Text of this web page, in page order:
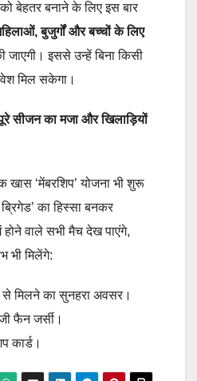
बेहतर बनाने के लिए इस बार
,बुजुर्गों और बच्चों के लिए
जाएगी। इससे उन्हें बिना किसी
मिल सकेगा।
सीजन का मजा और खिलाड़ियों
‘मेंबरशिप’ योजना भी शुरू
का हिस्सा बनकर
वाले सभी मैच देख पाएंगे,
भी मिलेंगे:
से मिलने का सुनहरा अवसर।
फैन जर्सी।
कार्ड।